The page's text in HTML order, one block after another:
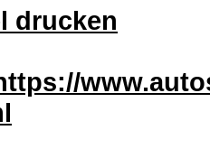
drucken